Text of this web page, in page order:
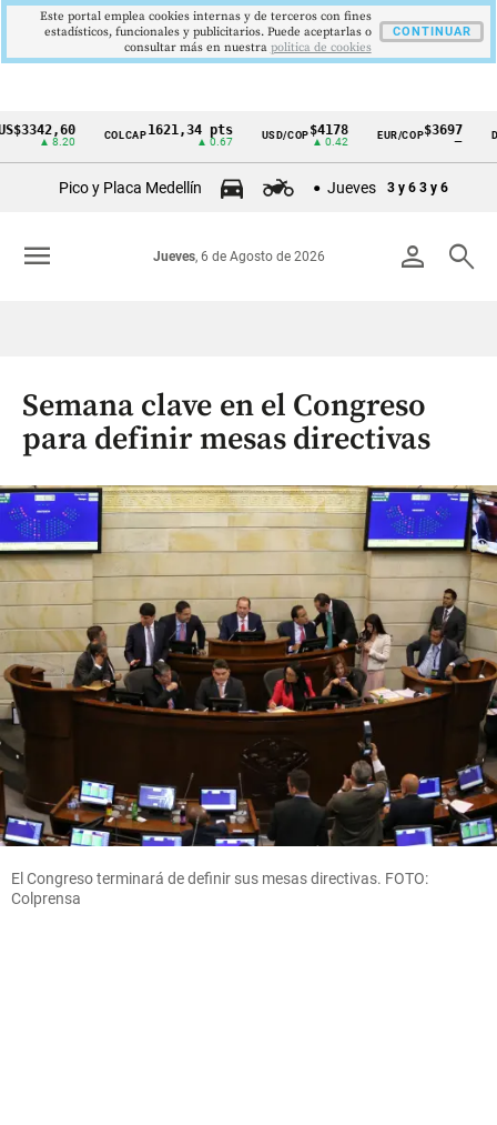
Cintillo
Colombia
COLCAP1621,34 pts USD/COP$4178
▲ 0.42
EUR/COP$3697
—
Pico y Placa Medellín Jueves 3 y 6 3 y 6
person search
Jueves, 6 de Agosto de 2026
menu
Semana clave en el Congreso
para definir mesas directivas
El Congreso terminará de definir sus mesas directivas. FOTO:
Colprensa
Este portal emplea cookies internas y de terceros con fines
estadísticos, funcionales y publicitarios. Puede aceptarlas o
consultar más en nuestra politica de cookies
CONTINUAR